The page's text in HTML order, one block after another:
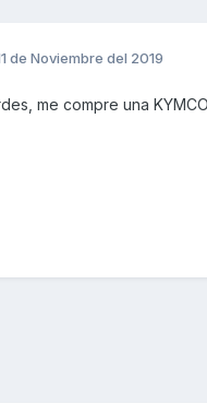
de Noviembre del 2019
me compre una